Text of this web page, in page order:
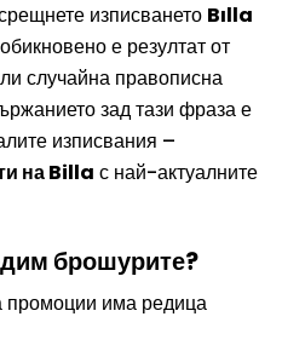
изписването Bılla
е резултат от
случайна правописна
зад тази фраза е
изписвания –
на Billa с най-актуалните
брошурите?
промоции има редица